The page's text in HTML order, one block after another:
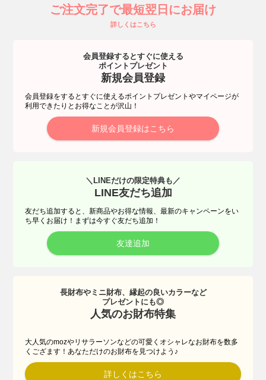
ご注文完了で最短翌日にお届け
詳しくはこちら
会員登録するとすぐに使える
ポイントプレゼント
新規会員登録
会員登録をするとすぐに使えるポイントプレゼントやマイページが
利用できたりとお得なことが沢山！
新規会員登録はこちら
＼LINEだけの限定特典も／
LINE友だち追加
友だち追加すると、新商品やお得な情報、最新のキャンペーンをい
ち早くお届け！まずは今すぐ友だち追加！
友達追加
長財布やミニ財布、縁起の良いカラーなど
プレゼントにも◎
人気のお財布特集
大人気のmozやリサラーソンなどの可愛くオシャレなお財布を数多
くござます！あなただけのお財布を見つけよう♪
詳しくはこちら